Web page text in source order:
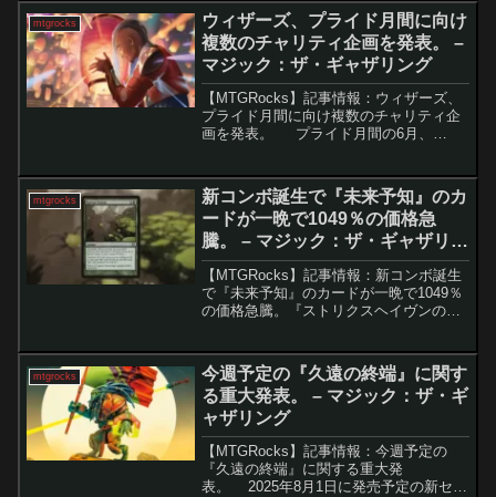
のとなりました。サンディエゴ・コミコ
ン...
mtgrocks
ウィザーズ、プライド月間に向け
複数のチャリティ企画を発表。 –
マジック：ザ・ギャザリング
【MTGRocks】記事情報：ウィザーズ、
プライド月間に向け複数のチャリティ企
画を発表。 プライド月間の6月、
を展開中です。今年は恒例...
mtgrocks
新コンボ誕生で『未来予知』のカ
ードが一晩で1049％の価格急
騰。 – マジック：ザ・ギャザリン
グ
【MTGRocks】記事情報：新コンボ誕生
で『未来予知』のカードが一晩で1049％
の価格急騰。『ストリクスヘイヴンの秘
イヴンの秘密』の公式プレビュー開始を
目前に控え、リ...
mtgrocks
今週予定の『久遠の終端』に関す
る重大発表。 – マジック：ザ・ギ
ャザリング
【MTGRocks】記事情報：今週予定の
『久遠の終端』に関する重大発
表。 2025年8月1日に発売予定の新セッ